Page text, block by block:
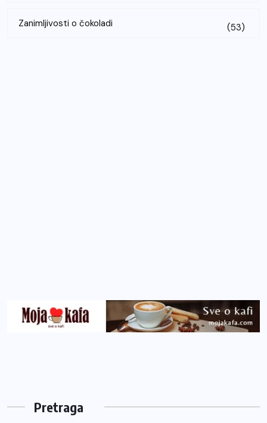
Zanimljivosti o čokoladi (53)
Pretraga